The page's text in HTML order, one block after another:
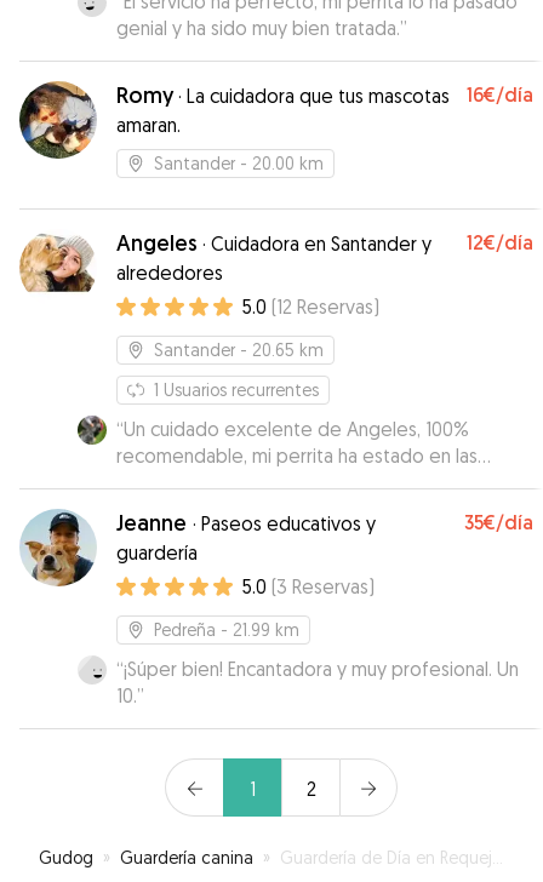
genial y ha sido muy bien tratada.”
Romy· La cuidadora que tus mascotas
amaran.
16€/día
Santander - 20.00 km
Angeles · Cuidadora en Santander y
alrededores
12€/día
5.0 (12 Reservas)
Santander - 20.65 km
1 Usuarios recurrentes
“Un cuidado excelente de Angeles, 100%
recomendable, mi perrita ha estado en las
mejores manos, además de demostrar el cariño
hacia ella, la preocupación de que esté lo mejor
posible. Repetiremos seguro 🤗
Jeanne · Paseos educativos y
guardería
35€/día
5.0 (3 Reservas)
Pedreña - 21.99 km
“¡Súper bien! Encantadora y muy profesional. Un
10.”
1 2
Gudog » Guardería canina » Guardería de Día en Requejada